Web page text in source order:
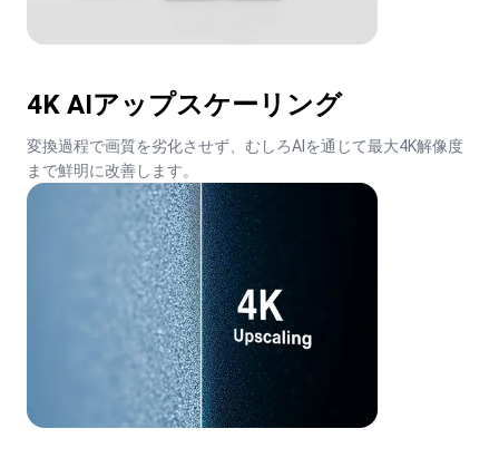
4K AIアップスケーリング
変換過程で画質を劣化させず、むしろAIを通じて最大4K解像度
まで鮮明に改善します。